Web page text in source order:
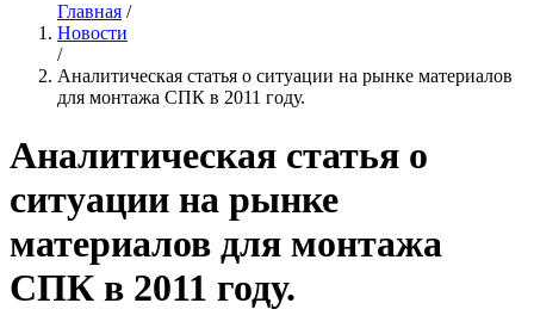
Главная /
Новости
/
Аналитическая статья о ситуации на рынке материалов
для монтажа СПК в 2011 году.
Аналитическая статья о
ситуации на рынке
материалов для монтажа
СПК в 2011 году.